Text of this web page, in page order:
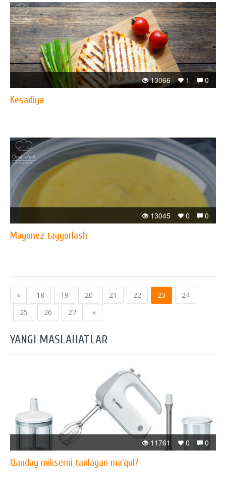
0
1
13066
Kesadiya
0
0
13045
Mayonez tayyorlash
« 18 19 20 21 22 23
24
25
26 27 »
YANGI MASLAHATLAR
0
0
11761
Qanday mikserni tanlagan ma’qul?